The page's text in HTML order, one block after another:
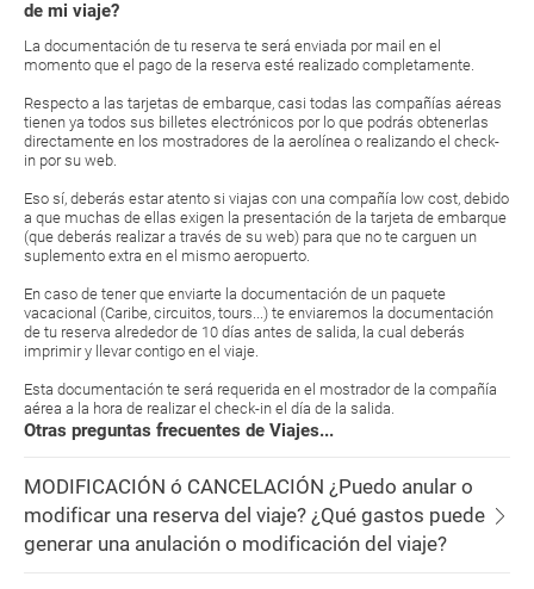
de mi viaje?
La documentación de tu reserva te será enviada por mail en el
momento que el pago de la reserva esté realizado completamente.
Respecto a las tarjetas de embarque, casi todas las compañías aéreas
tienen ya todos sus billetes electrónicos por lo que podrás obtenerlas
directamente en los mostradores de la aerolínea o realizando el check-
in por su web.
Eso sí, deberás estar atento si viajas con una compañía low cost, debido
a que muchas de ellas exigen la presentación de la tarjeta de embarque
(que deberás realizar a través de su web) para que no te carguen un
suplemento extra en el mismo aeropuerto.
En caso de tener que enviarte la documentación de un paquete
vacacional (Caribe, circuitos, tours...) te enviaremos la documentación
de tu reserva alrededor de 10 días antes de salida, la cual deberás
imprimir y llevar contigo en el viaje.
Esta documentación te será requerida en el mostrador de la compañía
aérea a la hora de realizar el check-in el día de la salida.
Otras preguntas frecuentes de Viajes...
MODIFICACIÓN ó CANCELACIÓN ¿Puedo anular o
modificar una reserva del viaje? ¿Qué gastos puede
generar una anulación o modificación del viaje?